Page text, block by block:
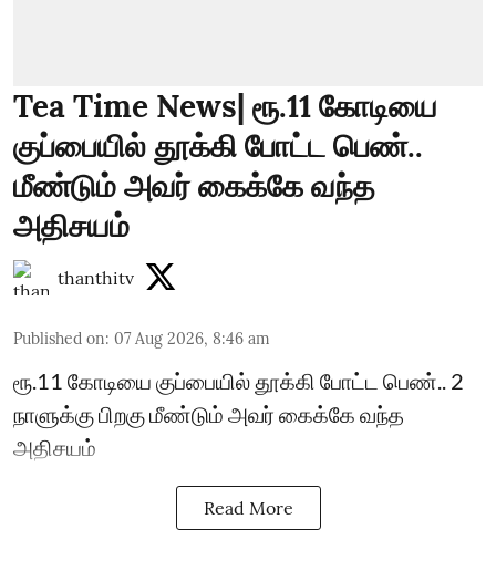
Tea Time News| ரூ.11 கோடியை
குப்பையில் தூக்கி போட்ட பெண்..
மீண்டும் அவர் கைக்கே வந்த
அதிசயம்
thanthitv
Published on: 07 Aug 2026, 8:46 am
ரூ.11 கோடியை குப்பையில் தூக்கி போட்ட பெண்.. 2
நாளுக்கு பிறகு மீண்டும் அவர் கைக்கே வந்த
அதிசயம்
Read More